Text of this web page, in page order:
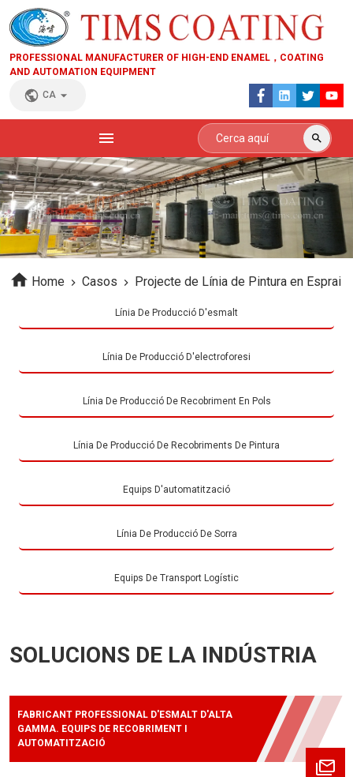
PROFESSIONAL MANUFACTURER OF HIGH-END ENAMEL，COATING
AND AUTOMATION EQUIPMENT
CA
Home Casos Projecte de Línia de Pintura en Esprai
Línia De Producció D'esmalt
Línia De Producció D'electroforesi
Línia De Producció De Recobriment En Pols
Línia De Producció De Recobriments De Pintura
Equips D'automatització
Línia De Producció De Sorra
Equips De Transport Logístic
SOLUCIONS DE LA INDÚSTRIA
FABRICANT PROFESSIONAL D'ESMALT D'ALTA
GAMMA. EQUIPS DE RECOBRIMENT I
AUTOMATITZACIÓ